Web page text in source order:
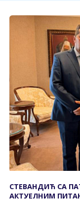
СТЕВАНДИЋ СА
АКТУЕЛНИМ